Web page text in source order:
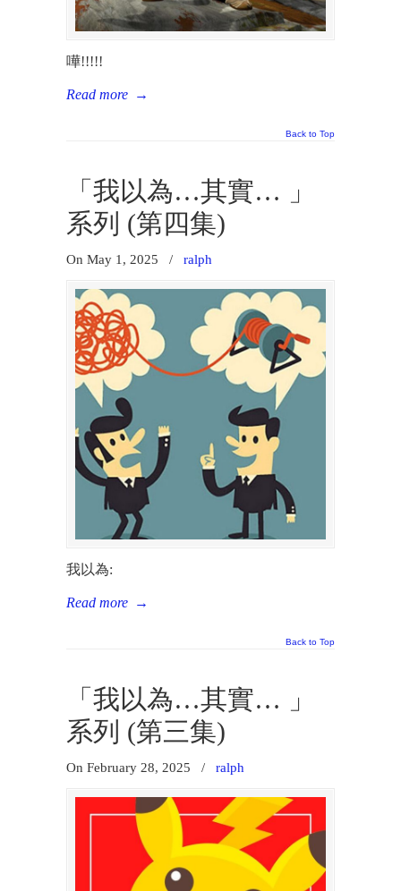
嘩!!!!!
Read more →
Back to Top
「我以為…其實… 」
系列 (第四集)
On May 1, 2025 / ralph
我以為:
Read more →
Back to Top
「我以為…其實… 」
系列 (第三集)
On February 28, 2025 / ralph